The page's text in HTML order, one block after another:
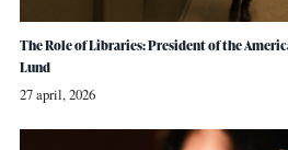
The Role of Libraries: President of the
Lund
27 april, 2026